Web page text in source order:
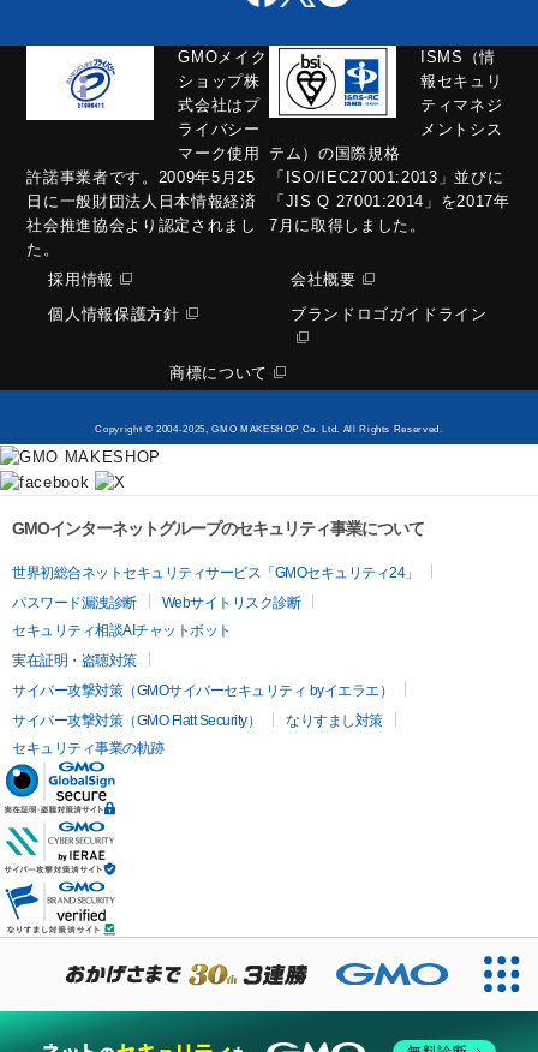
GMOメイク
ショップ株
式会社はプ
ライバシー
マーク使用
許諾事業者です。2009年5月25
日に一般財団法人日本情報経済
社会推進協会より認定されまし
た。
ISMS（情
報セキュリ
ティマネジ
メントシス
テム）の国際規格
「ISO/IEC27001:2013」並びに
「JIS Q 27001:2014」を2017年
7月に取得しました。
採用情報
会社概要
個人情報保護方針
ブランドロゴガイドライン
商標について
Copyright © 2004-2025, GMO MAKESHOP Co. Ltd. All Rights Reserved.
GMOインターネットグループのセキュリティ事業について
世界初総合ネットセキュリティサービス「GMOセキュリティ24」
パスワード漏洩診断
Webサイトリスク診断
セキュリティ相談AIチャットボット
実在証明・盗聴対策
サイバー攻撃対策（GMOサイバーセキュリティ byイエラエ）
サイバー攻撃対策（GMO Flatt Security）
なりすまし対策
セキュリティ事業の軌跡